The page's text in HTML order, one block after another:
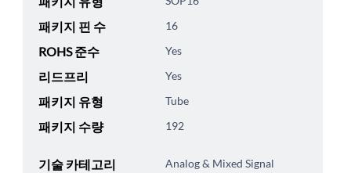
패키지 핀 수 16
ROHS 준수 Yes
리드프리 Yes
패키지 유형 Tube
패키지 수량 192
기술 카테고리 Analog & Mixed Signal